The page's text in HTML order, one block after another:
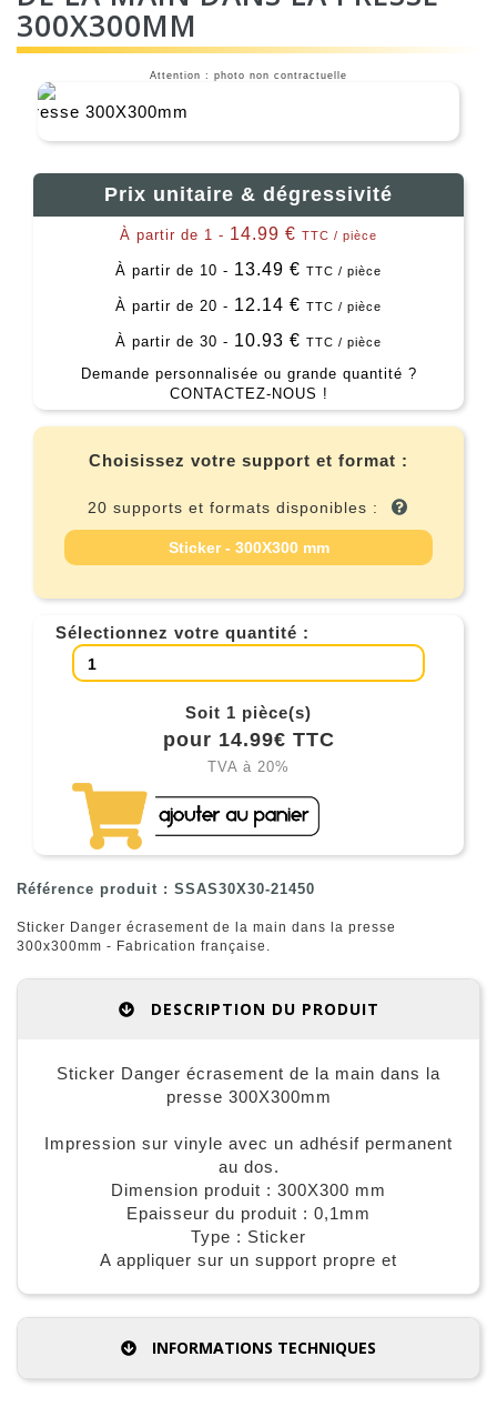
300X300MM
Attention : photo non contractuelle
Prix unitaire & dégressivité
À partir de 1 - 14.99 € TTC / pièce
À partir de 10 - 13.49 € TTC / pièce
À partir de 20 - 12.14 € TTC / pièce
À partir de 30 - 10.93 € TTC / pièce
Demande personnalisée ou grande quantité ?
CONTACTEZ-NOUS !
Choisissez votre support et format :
20 supports et formats disponibles :
Sticker - 300X300 mm
Sélectionnez votre quantité :
Soit 1 pièce(s)
pour 14.99€ TTC
TVA à 20%
Référence produit : SSAS30X30-21450
Sticker Danger écrasement de la main dans la presse
300x300mm - Fabrication française.
DESCRIPTION DU PRODUIT
Sticker Danger écrasement de la main dans la
presse 300X300mm
Impression sur vinyle avec un adhésif permanent
au dos.
Dimension produit : 300X300 mm
Epaisseur du produit : 0,1mm
Type : Sticker
A appliquer sur un support propre et
INFORMATIONS TECHNIQUES